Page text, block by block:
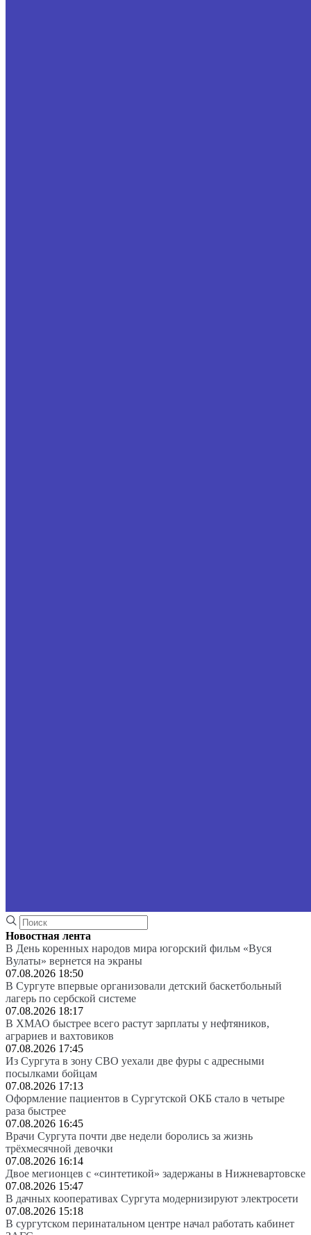
Новостная лента
В День коренных народов мира югорский фильм «Вуся
Вулаты» вернется на экраны
07.08.2026 18:50
В Сургуте впервые организовали детский баскетбольный
лагерь по сербской системе
07.08.2026 18:17
В ХМАО быстрее всего растут зарплаты у нефтяников,
аграриев и вахтовиков
07.08.2026 17:45
Из Сургута в зону СВО уехали две фуры с адресными
посылками бойцам
07.08.2026 17:13
Оформление пациентов в Сургутской ОКБ стало в четыре
раза быстрее
07.08.2026 16:45
Врачи Сургута почти две недели боролись за жизнь
трёхмесячной девочки
07.08.2026 16:14
Двое мегионцев с «синтетикой» задержаны в Нижневартовске
07.08.2026 15:47
В дачных кооперативах Сургута модернизируют электросети
07.08.2026 15:18
В сургутском перинатальном центре начал работать кабинет